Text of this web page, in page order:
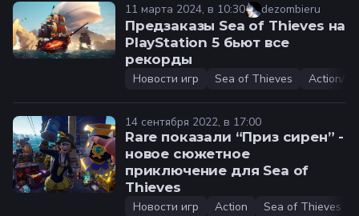
11 марта 2024, в 10:30 dezombieru
Предзаказы Sea of Thieves на
PlayStation 5 бьют все
рекорды
Новости игр Sea of Thieves Action/
14 сентября 2022, в 17:00
Rare показали “Приз сирен” -
новое сюжетное
приключение для Sea of
Thieves
Новости игр Action Sea of Thieves